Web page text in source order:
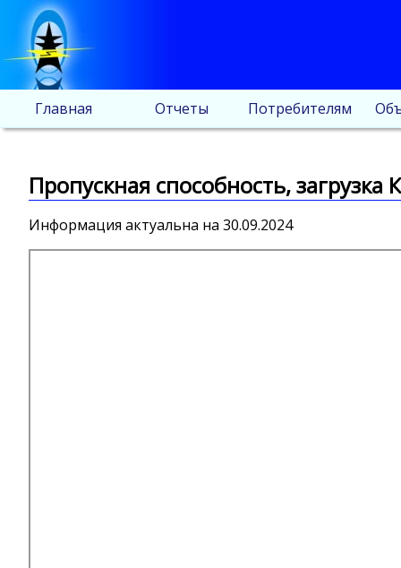
Главная Отчеты Потребителям
Пропускная способность, загрузка
Информация актуальна на 30.09.2024